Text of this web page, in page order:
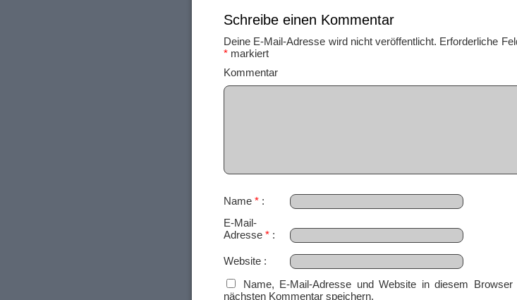
Schreibe einen Kommentar
Deine E-Mail-Adresse wird nicht veröffentlicht. Erforderliche
* markiert
Name *
E-Mail-
Adresse *
Website
Name, E-Mail-Adresse und Website in diesem Browser
nächsten Kommentar speichern.